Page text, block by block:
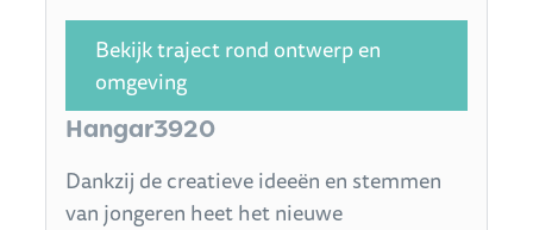
Bekijk traject rond ontwerp en
omgeving
Hangar3920
Dankzij de creatieve ideeën en stemmen
van jongeren heet het nieuwe